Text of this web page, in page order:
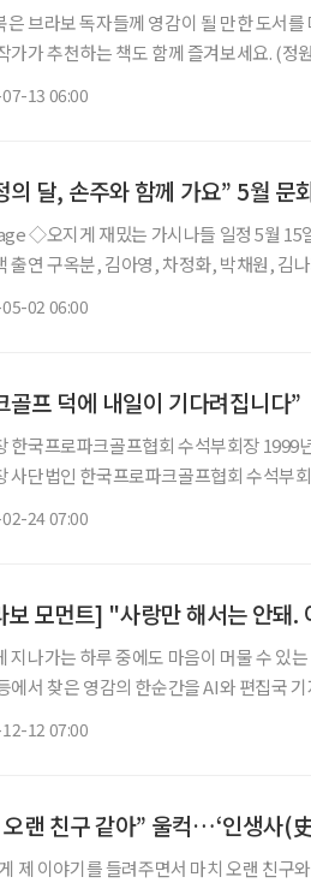
은 브라보 독자들께 영감이 될 만한 도서
천하는 책도 함께 즐겨보세요. (정원의) 이 의자는 우리 부부가 하루의 태반을
13 06:00
의 달, 손주와 함께 가요” 5월 문
장소 국립극장 하늘극장 연출
출연 구옥분, 김아영, 차정화, 박채원, 김나
02 06:00
골프 덕에 내일이 기다려집니다”
로파크골프협회 수석부회장 1999년 일본 후쿠오카. 공항 인근의 한 공원에서
사단법인 한국프로파크골프협회 수석부
24 07:00
보 모먼트] "사랑만 해서는 안돼.
지나가는 하루 중에도 마음이 머물 수 있
서 찾은 영감의 한순간을 AI와 편집국 기자가 전합니다. 미국
12 07:00
랜 친구 같아” 울컥…‘인생사(
제 이야기를 들려주면서 마치 오랜 친구